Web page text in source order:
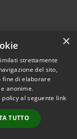
© 2026 •
Orbassano •
by
•
×
strettamente
del sito,
fine di elaborare
anonime.
al seguente link
TUTTO